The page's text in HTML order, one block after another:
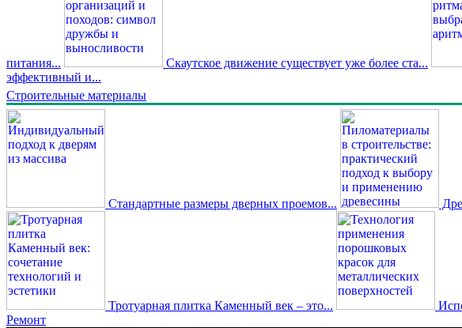
питания... Скаутское движение существует уже более ста...
эффективный и...
Строительные материалы
Стандартные размеры дверных проемов...
Тротуарная плитка Каменный век – это...
Ремонт